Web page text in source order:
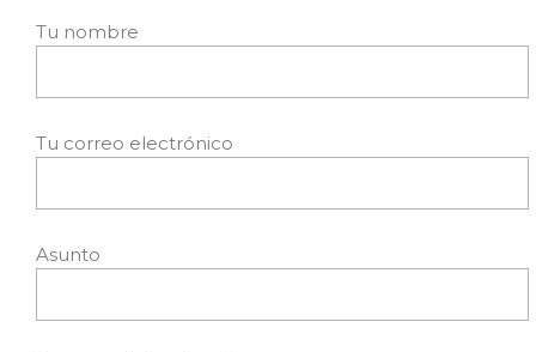
Tu nombre
Tu correo electrónico
Asunto